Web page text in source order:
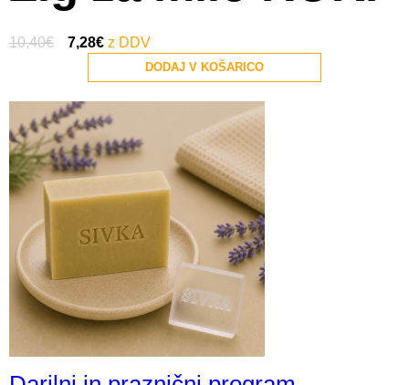
10,40€ 7,28€
DODAJ V KOŠARICO